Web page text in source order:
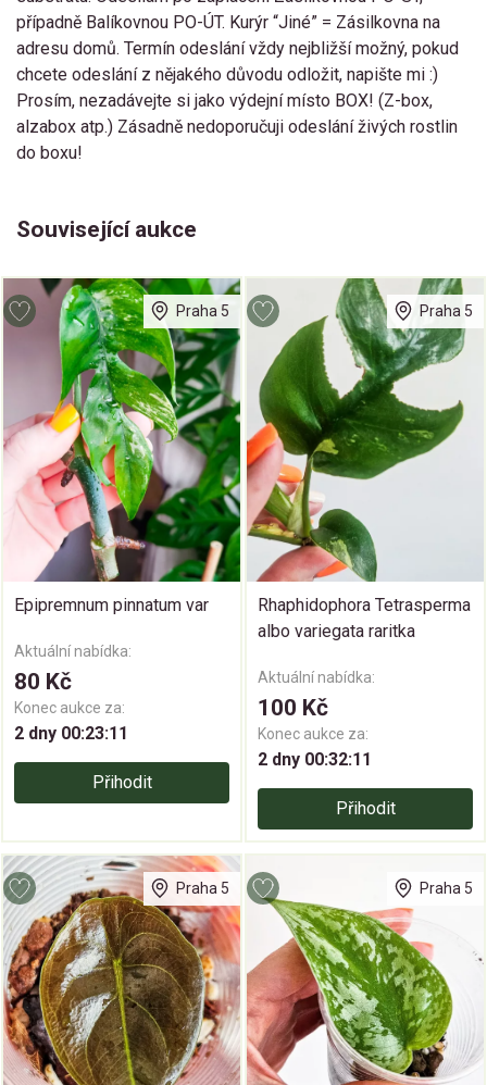
případně Balíkovnou PO-ÚT. Kurýr “Jiné” = Zásilkovna na
adresu domů. Termín odeslání vždy nejbližší možný, pokud
chcete odeslání z nějakého důvodu odložit, napište mi :)
Prosím, nezadávejte si jako výdejní místo BOX! (Z-box,
alzabox atp.) Zásadně nedoporučuji odeslání živých rostlin
do boxu!
Související aukce
Praha 5
Epipremnum pinnatum var
Aktuální nabídka:
80 Kč
Konec aukce za:
2 dny 00:23:11
Přihodit
Praha 5
Rhaphidophora Tetrasperma
albo variegata raritka
Aktuální nabídka:
100 Kč
Konec aukce za:
2 dny 00:32:11
Přihodit
Praha 5 Praha 5